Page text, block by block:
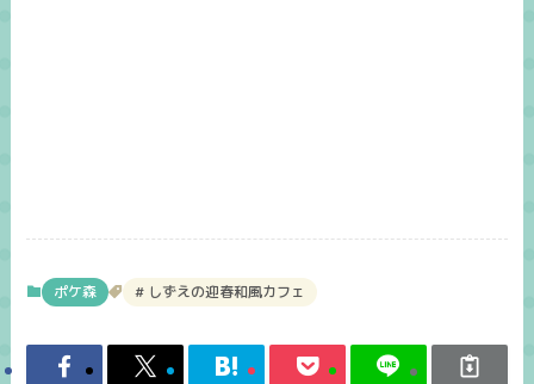
ポケ森 しずえの迎春和風カフェ